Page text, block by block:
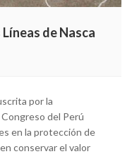
de Nasca
por la
del Perú
en la protección de
conservar el valor